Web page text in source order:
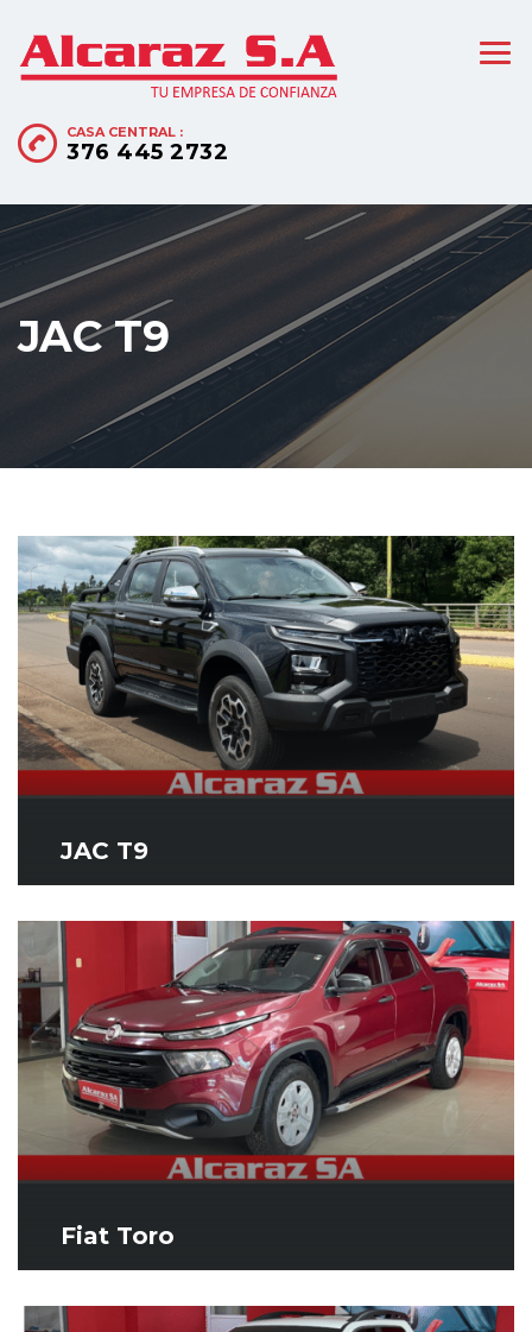
CASA CENTRAL :
376 445 2732
JAC T9
JAC T9
Fiat Toro